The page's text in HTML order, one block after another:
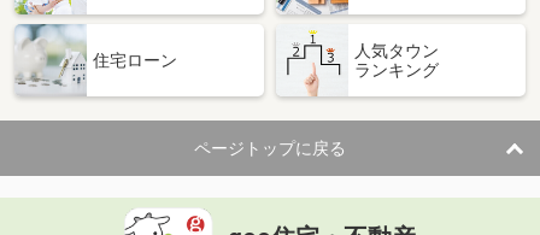
住宅ローン
人気タウン
ランキング
ページトップに戻る